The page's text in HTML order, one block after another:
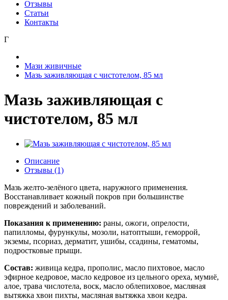
Отзывы
Статьи
Контакты
Г
Мази живичные
Мазь заживляющая с чистотелом, 85 мл
Мазь заживляющая с
чистотелом, 85 мл
Описание
Отзывы (1)
Мазь желто-зелёного цвета, наружного применения.
Восстанавливает кожный покров при большинстве
повреждений и заболеваний.
Показания к применению: раны, ожоги, опрелости,
папилломы, фурункулы, мозоли, натоптыши, геморрой,
экземы, псориаз, дерматит, ушибы, ссадины, гематомы,
подростковые прыщи.
Состав: живица кедра, прополис, масло пихтовое, масло
эфирное кедровое, масло кедровое из цельного ореха, мумиё,
алое, трава числотела, воск, масло облепиховое, масляная
вытяжка хвои пихты, масляная вытяжка хвои кедра.